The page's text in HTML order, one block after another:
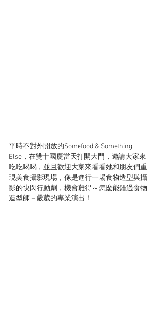
平時不對外開放的Somefood & Something
Else，在雙十國慶當天打開大門，邀請大家來
吃吃喝喝，並且歡迎大家來看看她和朋友們重
現美食攝影現場，像是進行一場食物造型與攝
影的快閃行動劇，機會難得～怎麼能錯過食物
造型師－嚴葳的專業演出！